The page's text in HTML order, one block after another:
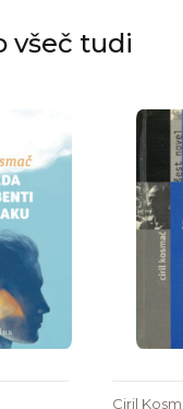
všeč tudi
Ciril